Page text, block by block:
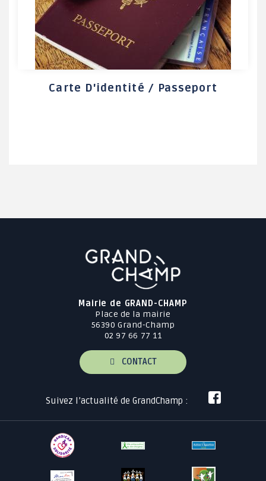
Carte D'identité / Passeport
Mairie de GRAND-CHAMP
Place de la mairie
56390 Grand-Champ
02 97 66 77 11
CONTACT
Suivez l’actualité de GrandChamp :